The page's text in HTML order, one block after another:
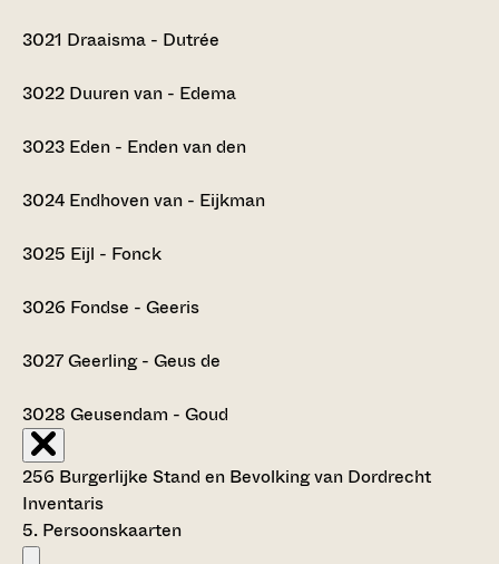
3021 Draaisma - Dutrée
3022 Duuren van - Edema
3023 Eden - Enden van den
3024 Endhoven van - Eijkman
3025 Eijl - Fonck
3026 Fondse - Geeris
3027Geerling - Geus de
3028 Geusendam - Goud
256 Burgerlijke Stand en Bevolking van Dordrecht
Inventaris
5. Persoonskaarten